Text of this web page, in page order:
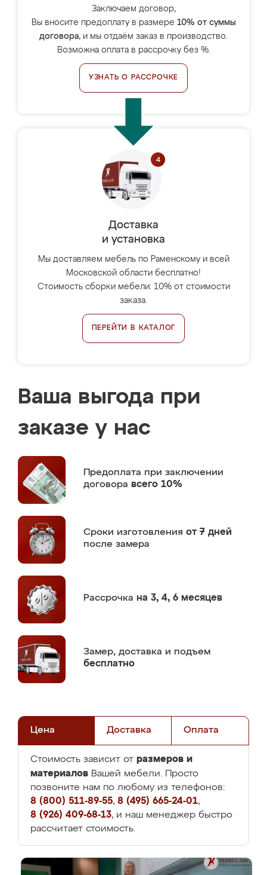
Заключаем договор,
Вы вносите предоплату в размере 10% от суммы
договора, и мы отдаём заказ в производство.
Возможна оплата в рассрочку без %.
УЗНАТЬ О РАССРОЧКЕ
Доставка
и установка
Мы доставляем мебель по Раменскому и всей
Московской области бесплатно!
Стоимость сборки мебели: 10% от стоимости
заказа.
ПЕРЕЙТИ В КАТАЛОГ
Ваша выгода при
заказе у нас
Предоплата при заключении
договора всего 10%
Сроки изготовления от 7 дней
после замера
Рассрочка на 3, 4, 6 месяцев
Замер, доставка и подъем
бесплатно
Цена Доставка Оплата
Стоимость зависит от размеров и
материалов Вашей мебели. Просто
позвоните нам по любому из телефонов:
8 (800) 511-89-55, 8 (495) 665-24-01,
8 (926) 409-68-13, и наш менеджер быстро
рассчитает стоимость.